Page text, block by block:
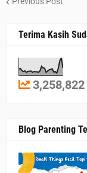
Terima Kasih
3,258,822
Blog Parenting